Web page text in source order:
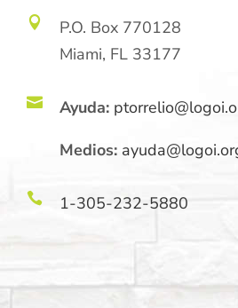

P.O. Box 770128
Miami, FL 33177
 Ayuda:
Medios:
 1-305-232-5880